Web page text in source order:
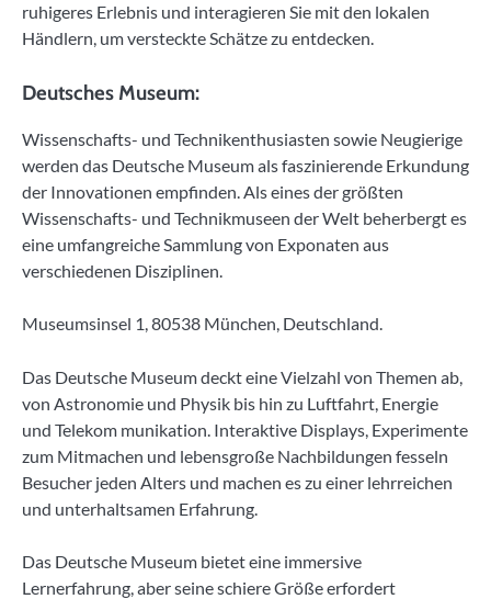
ruhigeres Erlebnis und interagieren Sie mit den lokalen
Händlern, um versteckte Schätze zu entdecken.
Deutsches Museum:
Wissenschafts- und Technikenthusiasten sowie Neugierige
werden das Deutsche Museum als faszinierende Erkundung
der Innovationen empfinden. Als eines der größten
Wissenschafts- und Technikmuseen der Welt beherbergt es
eine umfangreiche Sammlung von Exponaten aus
verschiedenen Disziplinen.
Museumsinsel 1, 80538 München, Deutschland.
Das Deutsche Museum deckt eine Vielzahl von Themen ab,
von Astronomie und Physik bis hin zu Luftfahrt, Energie
und Telekom munikation. Interaktive Displays, Experimente
zum Mitmachen und lebensgroße Nachbildungen fesseln
Besucher jeden Alters und machen es zu einer lehrreichen
und unterhaltsamen Erfahrung.
Das Deutsche Museum bietet eine immersive
Lernerfahrung, aber seine schiere Größe erfordert